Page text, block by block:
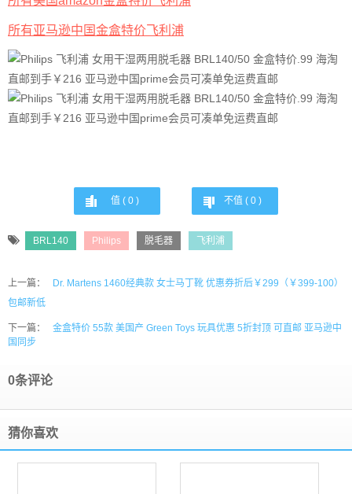
所有亚马逊中国金盒特价飞利浦
值 ( 0 ) 不值 ( 0 )
BRL140 Philips 脱毛器 飞利浦
上一篇：
Dr. Martens 1460经典款 女士马丁靴 优惠券折后￥299（￥399-100）
包邮新低
下一篇：
金盒特价 55款 美国产 Green Toys 玩具优惠 5折封顶 可直邮 亚马逊中
国同步
0条评论
猜你喜欢